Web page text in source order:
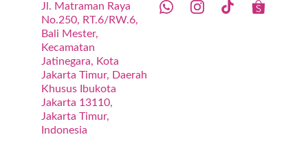
Jl. Matraman Raya
No.250, RT.6/RW.6,
Bali Mester,
Kecamatan
Jatinegara, Kota
Jakarta Timur, Daerah
Khusus Ibukota
Jakarta 13110,
Jakarta Timur,
Indonesia